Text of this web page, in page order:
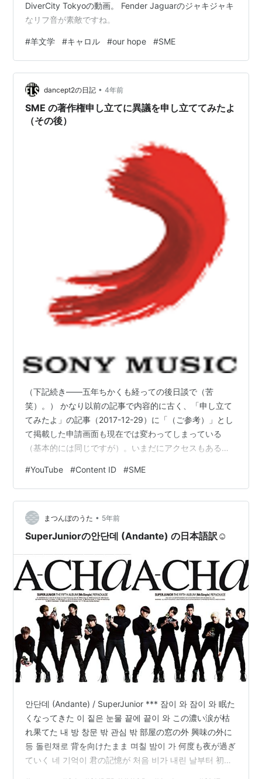
DiverCity Tokyoの動画。 Fender Jaguarのジャキジャキ
なリフ音が素敵ですね。
#羊文学 #キャロル #our hope #SME
dancept2の日記 • 4年前
SME の著作権申し立てに異議を申し立ててみたよ
（その後）
（下記続き——五年ちかくも経っての後日談で（苦
笑）。） かなり以前の記事で内容的に古く、「申し立て
てみたよ」の記事（2017-12-29）に「（ご参考）」とし
て掲載した申請画面も現在では変わってしまっている
（基本的には同じですが）。いまだにアクセスもあるよ
後変化があったことが分かったのでこちらでご報告して
おくことにいたしました。 いつステータスが変わってい
たのかは？ですが、「なんということでしょう」現時点
では SME の著作権申し立てによる「一部の国［244か
国］でブロック」が、「制限はありません」に変化して
#YouTube #Content ID #SME
まつんぼのうた • 5年前
SuperJuniorの안단데 (Andante) の日本語訳☺
안단데 (Andante) / SuperJunior *** 잠이 와 잠이 와 眠た
くなってきた 이 짙은 눈물 끝에 끝이 와 この濃い涙が枯
れ果てた 내 방 창문 밖 관심 밖 部屋の窓の外 興味の外に
등 돌린채로 背を向けたまま 며칠 밤이 가 何度も夜が過ぎ
ていく 네 기억이 君の記憶が 처음 비가 내린 날부터 初め